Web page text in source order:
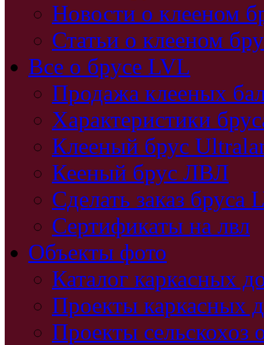
Новости о клееном
Статьи о клееном
Все о брусе LVL
Продажа клееных
Характеристики
Клееный брус
Кееный брус ЛВЛ
Сделать заказ бруса
Сертификаты на лвл
Объекты фото
Каталог каркасных
Проекты каркасных
Проекты сельскохоз